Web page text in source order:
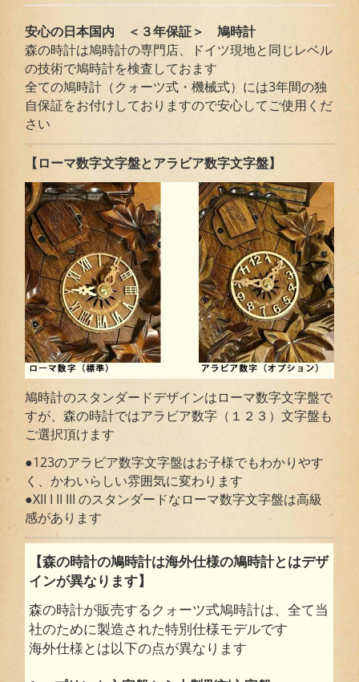
安心の日本国内 ＜３年保証＞ 鳩時計
森の時計は鳩時計の専門店、ドイツ現地と同じレベル
の技術で鳩時計を検査しておます
全ての鳩時計（クォーツ式・機械式）には3年間の独
自保証をお付けしておりますので安心してご使用くだ
さい
【ローマ数字文字盤とアラビア数字文字盤】
鳩時計のスタンダードデザインはローマ数字文字盤で
すが、森の時計ではアラビア数字（１２３）文字盤も
ご選択頂けます
●123のアラビア数字文字盤はお子様でもわかりやす
く、かわいらしい雰囲気に変わります
●XII I II III のスタンダードなローマ数字文字盤は高級
感があります
【森の時計の鳩時計は海外仕様の鳩時計とはデザ
インが異なります】
森の時計が販売するクォーツ式鳩時計は、全て当
社のために製造された特別仕様モデルです
海外仕様とは以下の点が異なります